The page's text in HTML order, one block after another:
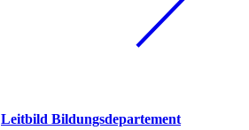
Leitbild Bildungsdepartement